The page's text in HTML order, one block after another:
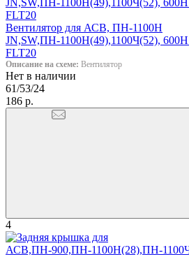
Вентилятор для АСВ, ПН-1100Н
JN,SW,ПН-1100Н(49),1100Ч(52),
FLT20
Описание на схеме: Вентилятор
Нет в наличии
61/53/24
186 р.
4